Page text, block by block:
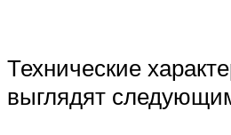
Технические
выглядят